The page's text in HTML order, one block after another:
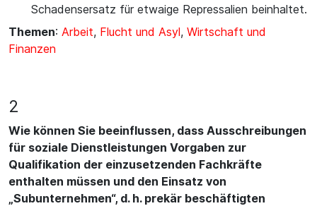
Schadensersatz für etwaige Repressalien beinhaltet.
Themen: Arbeit, Flucht und Asyl, Wirtschaft und
Finanzen
2
Wie können Sie beeinflussen, dass Ausschreibungen
für soziale Dienstleistungen Vorgaben zur
Qualifikation der einzusetzenden Fachkräfte
enthalten müssen und den Einsatz von
„Subunternehmen“, d. h. prekär beschäftigten